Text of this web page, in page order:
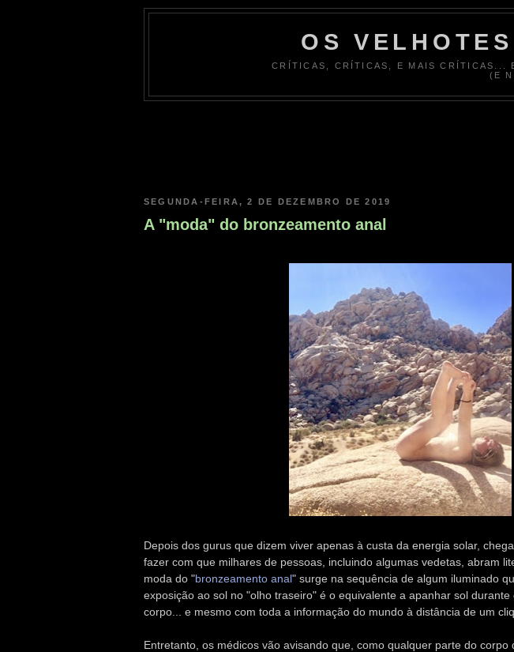
OS
CRÍTICAS, CRÍTICAS, E MAIS CRÍTICAS...
(E
SEGUNDA-FEIRA, 2 DE DEZEMBRO DE 2019
A "moda" do bronzeamento anal
Depois dos gurus que dizem viver apenas à custa da energia solar,
fazer com que milhares de pessoas, incluindo algumas vedetas, abram
moda do "bronzeamento anal" surge na sequência de algum iluminado
exposição ao sol no "olho traseiro" é o equivalente a apanhar sol
corpo... e mesmo com toda a informação do mundo à distância de um
Entretanto, os médicos vão avisando que, como qualquer parte do corpo